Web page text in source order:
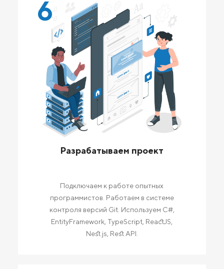
6
Разрабатываем проект
Подключаем к работе опытных
программистов. Работаем в системе
контроля версий Git. Используем C#,
EntityFramework, TypeScript, ReactJS,
Nest.js, Rest API.